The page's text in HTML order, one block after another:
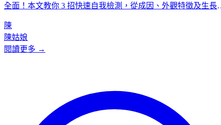
全面！本文教你 3 招快速自我檢測，從成因、外觀特徵及生長
並警告為何切勿自行處理不明皮膚增生。
陳
陳姑娘
閱讀更多 →